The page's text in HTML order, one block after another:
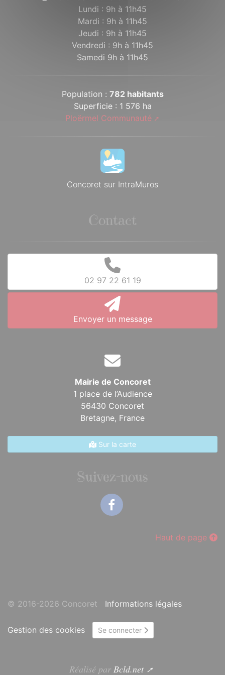
Lundi : 9h à 11h45
Mardi : 9h à 11h45
Jeudi : 9h à 11h45
Vendredi : 9h à 11h45
Samedi 9h à 11h45
Population : 782 habitants
Superficie : 1 576 ha
Ploërmel Communauté
Concoret sur IntraMuros
Contact
02 97 22 61 19
Envoyer un message
Mairie de Concoret
1 place de l’Audience
56430 Concoret
Bretagne, France
Sur la carte
Suivez-nous
Haut de page
© 2016-2026 Concoret Informations légales
Gestion des cookies Se connecter
Réalisé par Bcld.net